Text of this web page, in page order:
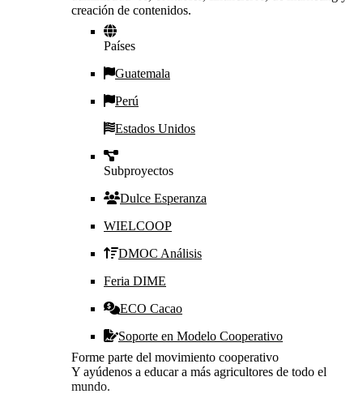
creación de contenidos.
Países
Guatemala
Perú
Estados Unidos
Subproyectos
Dulce Esperanza
WIELCOOP
DMOC Análisis
Feria DIME
ECO Cacao
Soporte en Modelo Cooperativo
Forme parte del movimiento cooperativo
Y ayúdenos a educar a más agricultores de todo el
mundo.